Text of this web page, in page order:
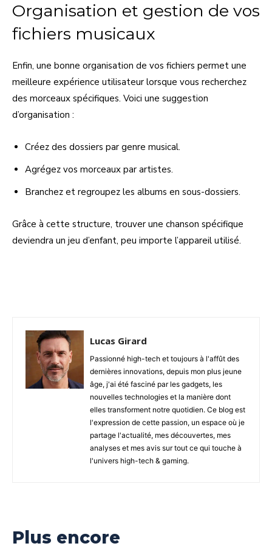
Organisation et gestion de vos
fichiers musicaux
Enfin, une bonne organisation de vos fichiers permet une
meilleure expérience utilisateur lorsque vous recherchez
des morceaux spécifiques. Voici une suggestion
d’organisation :
Créez des dossiers par genre musical.
Agrégez vos morceaux par artistes.
Branchez et regroupez les albums en sous-dossiers.
Grâce à cette structure, trouver une chanson spécifique
deviendra un jeu d’enfant, peu importe l’appareil utilisé.
Lucas Girard
Passionné high-tech et toujours à l'affût des
dernières innovations, depuis mon plus jeune
âge, j'ai été fasciné par les gadgets, les
nouvelles technologies et la manière dont
elles transforment notre quotidien. Ce blog est
l'expression de cette passion, un espace où je
partage l'actualité, mes découvertes, mes
analyses et mes avis sur tout ce qui touche à
l'univers high-tech & gaming.
Plus encore